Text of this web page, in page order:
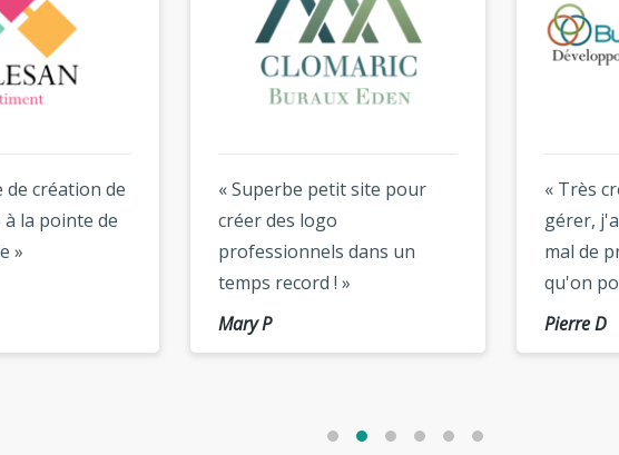
« Superbe petit site pour
créer des logo
professionnels dans un
temps record ! »
« Très créatif et
gérer, j'ai vu qu'il y
mal de produits
qu'on pouvait créer,
reviens
regarder tout ça,